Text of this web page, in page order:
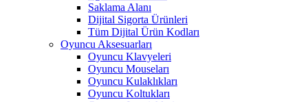
Saklama Alanı
Dijital Sigorta Ürünleri
Tüm Dijital Ürün Kodları
Oyuncu Aksesuarları
Oyuncu Klavyeleri
Oyuncu Mouseları
Oyuncu Kulaklıkları
Oyuncu Koltukları